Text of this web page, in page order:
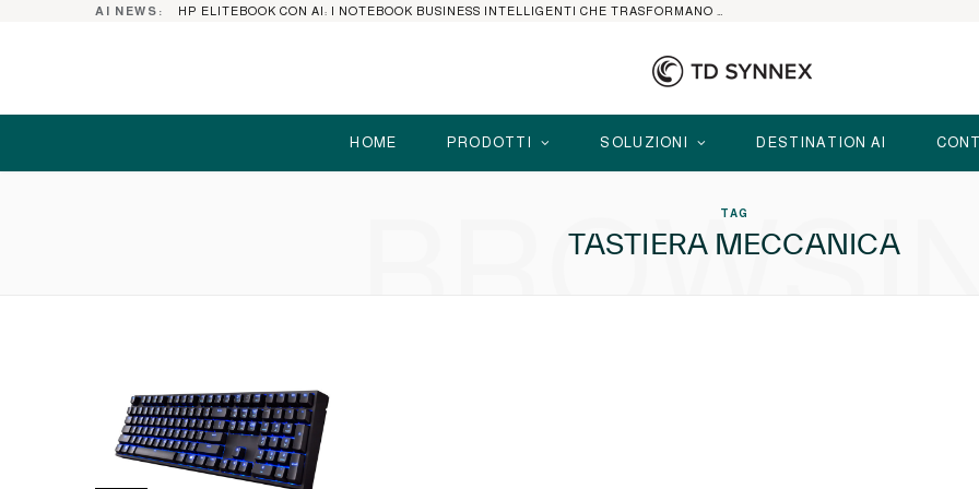
AI NEWS:
HOME PRODOTTI SOLUZIONI DESTINATION AI
TAG
TASTIERA MECCANICA